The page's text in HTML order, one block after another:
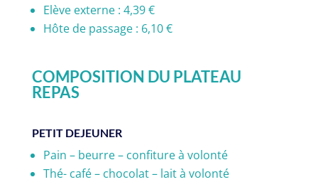
Elève externe : 4,39 €
Hôte de passage : 6,10 €
COMPOSITION DU PLATEAU
REPAS
PETIT DEJEUNER
Pain – beurre – confiture à volonté
Thé- café – chocolat – lait à volonté